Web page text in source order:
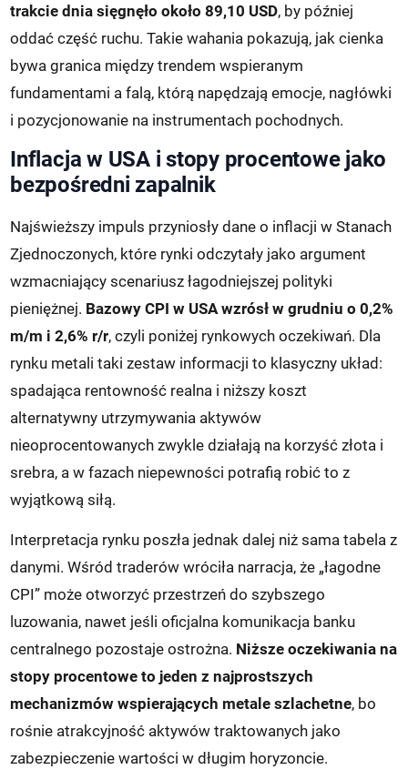
trakcie dnia sięgnęło około 89,10 USD, by później
oddać część ruchu. Takie wahania pokazują, jak cienka
bywa granica między trendem wspieranym
fundamentami a falą, którą napędzają emocje, nagłówki
i pozycjonowanie na instrumentach pochodnych.
Inflacja w USA i stopy procentowe jako
bezpośredni zapalnik
Najświeższy impuls przyniosły dane o inflacji w Stanach
Zjednoczonych, które rynki odczytały jako argument
wzmacniający scenariusz łagodniejszej polityki
pieniężnej. Bazowy CPI w USA wzrósł w grudniu o 0,2%
m/m i 2,6% r/r, czyli poniżej rynkowych oczekiwań. Dla
rynku metali taki zestaw informacji to klasyczny układ:
spadająca rentowność realna i niższy koszt
alternatywny utrzymywania aktywów
nieoprocentowanych zwykle działają na korzyść złota i
srebra, a w fazach niepewności potrafią robić to z
wyjątkową siłą.
Interpretacja rynku poszła jednak dalej niż sama tabela z
danymi. Wśród traderów wróciła narracja, że „łagodne
CPI” może otworzyć przestrzeń do szybszego
luzowania, nawet jeśli oficjalna komunikacja banku
centralnego pozostaje ostrożna. Niższe oczekiwania na
stopy procentowe to jeden z najprostszych
mechanizmów wspierających metale szlachetne, bo
rośnie atrakcyjność aktywów traktowanych jako
zabezpieczenie wartości w długim horyzoncie.